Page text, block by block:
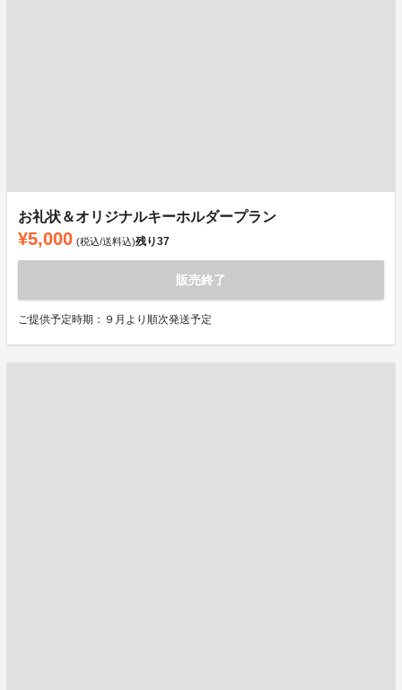
お礼状＆オリジナルキーホルダープラン
¥5,000 (税込/送料込)残り37
販売終了
ご提供予定時期：９月より順次発送予定